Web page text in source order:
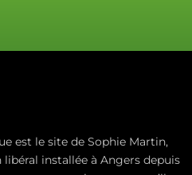
est le site de Sophie Martin,
installée à Angers depuis